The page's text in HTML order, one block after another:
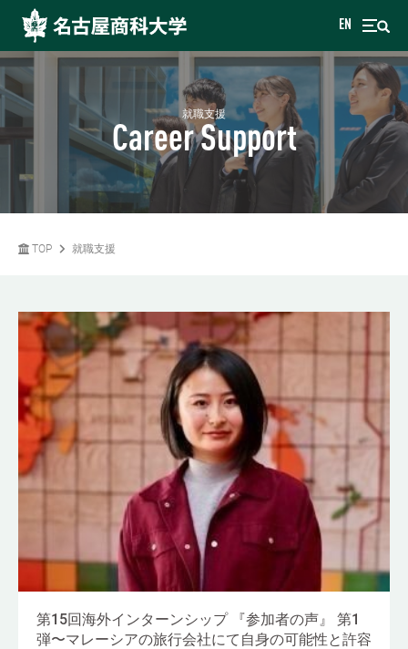
EN
就職支援
Career Support
TOP 就職支援
第15回海外インターンシップ 『参加者の声』 第1
弾〜マレーシアの旅行会社にて自身の可能性と許容